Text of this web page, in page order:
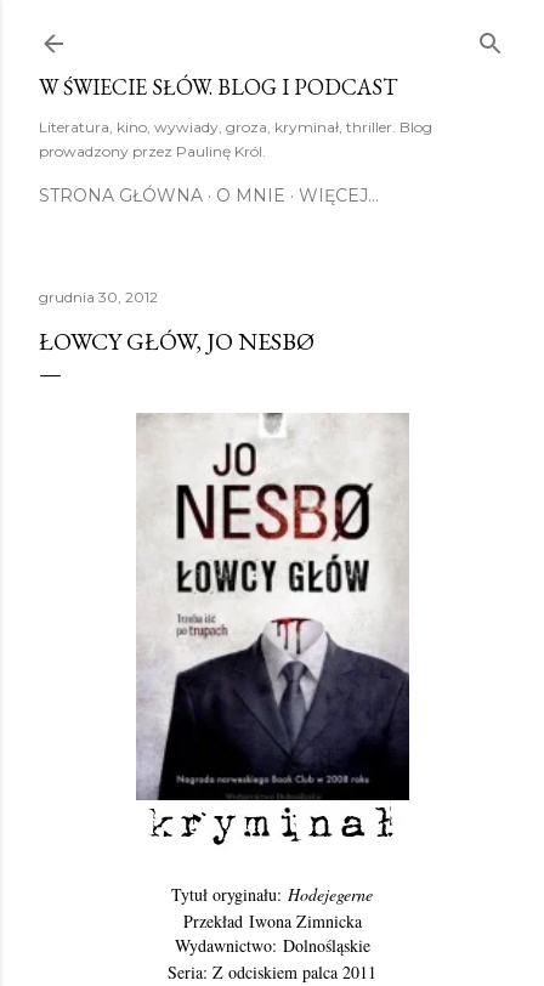
W ŚWIECIE SŁÓW. BLOG I PODCAST
Literatura, kino, wywiady, groza, kryminał, thriller. Blog
prowadzony przez Paulinę Król.
STRONA GŁÓWNA O MNIE WIĘCEJ…
grudnia 30, 2012
ŁOWCY GŁÓW, JO NESBØ
Tytuł oryginału: Hodejegerne
Przekład Iwona Zimnicka
Wydawnictwo: Dolnośląskie
Seria: Z odciskiem palca 2011